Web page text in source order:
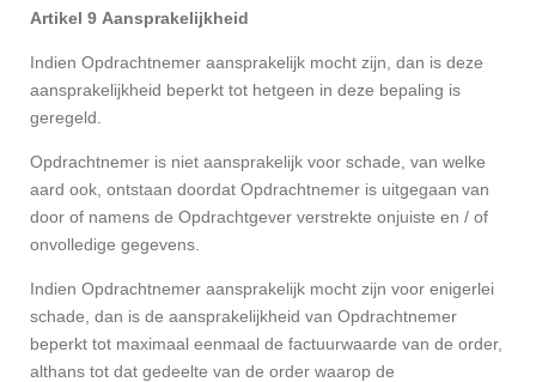
Artikel 9 Aansprakelijkheid
Indien Opdrachtnemer aansprakelijk mocht zijn, dan is deze
aansprakelijkheid beperkt tot hetgeen in deze bepaling is
geregeld.
Opdrachtnemer is niet aansprakelijk voor schade, van welke
aard ook, ontstaan doordat Opdrachtnemer is uitgegaan van
door of namens de Opdrachtgever verstrekte onjuiste en / of
onvolledige gegevens.
Indien Opdrachtnemer aansprakelijk mocht zijn voor enigerlei
schade, dan is de aansprakelijkheid van Opdrachtnemer
beperkt tot maximaal eenmaal de factuurwaarde van de order,
althans tot dat gedeelte van de order waarop de